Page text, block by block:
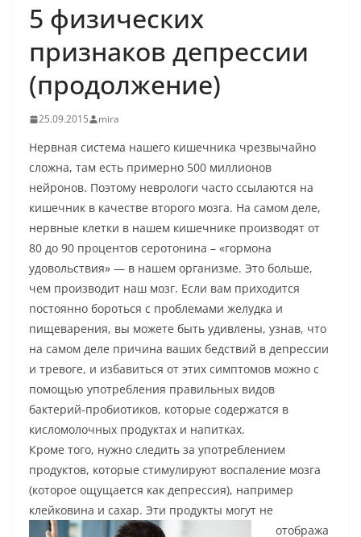
5 физических
признаков депрессии
(продолжение)
25.09.2015 mira
Нервная система нашего кишечника чрезвычайно
сложна, там есть примерно 500 миллионов
нейронов. Поэтому неврологи часто ссылаются на
кишечник в качестве второго мозга. На самом деле,
нервные клетки в нашем кишечнике производят от
80 до 90 процентов серотонина – «гормона
удовольствия» — в нашем организме. Это больше,
чем производит наш мозг. Если вам приходится
постоянно бороться с проблемами желудка и
пищеварения, вы можете быть удивлены, узнав, что
на самом деле причина ваших бедствий в депрессии
и тревоге, и избавиться от этих симптомов можно с
помощью употребления правильных видов
бактерий-пробиотиков, которые содержатся в
кисломолочных продуктах и напитках.
Кроме того, нужно следить за употреблением
продуктов, которые стимулируют воспаление мозга
(которое ощущается как депрессия), например
клейковина и сахар. Эти продукты могут не
отобража